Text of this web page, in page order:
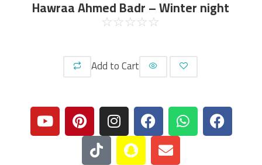
Hawraa Ahmed Badr – Winter night
☆
☆
☆
☆
☆
Add to Cart